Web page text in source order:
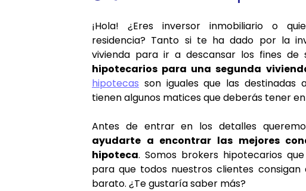
¡Hola! ¿Eres inversor inmobiliario o
residencia? Tanto si te ha dado por la
vivienda para ir a descansar los fines de
hipotecarios para una segunda
hipotecas son iguales que las destinadas
tienen algunos matices que deberás tener
Antes de entrar en los detalles
ayudarte a encontrar las mejores
hipoteca. Somos brokers hipotecarios
para que todos nuestros clientes
barato. ¿Te gustaría saber más?